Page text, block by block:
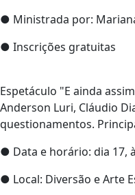
● Ministrada por:
● Inscrições gratuitas
Espetáculo "E ainda
Anderson Luri, Cláudio
questionamentos.
● Data e horário: dia 17,
● Local: Diversão e Arte